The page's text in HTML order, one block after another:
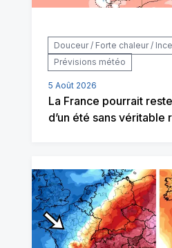
Douceur / Forte chaleur /
Prévisions météo
5 Août 2026
La France pourrait
d’un été sans véritable